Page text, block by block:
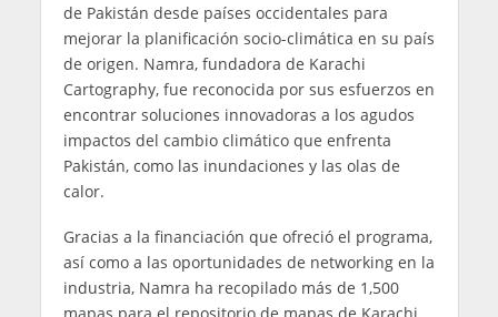
de Pakistán desde países occidentales para
mejorar la planificación socio-climática en su país
de origen. Namra, fundadora de Karachi
Cartography, fue reconocida por sus esfuerzos en
encontrar soluciones innovadoras a los agudos
impactos del cambio climático que enfrenta
Pakistán, como las inundaciones y las olas de
calor.
Gracias a la financiación que ofreció el programa,
así como a las oportunidades de networking en la
industria, Namra ha recopilado más de 1,500